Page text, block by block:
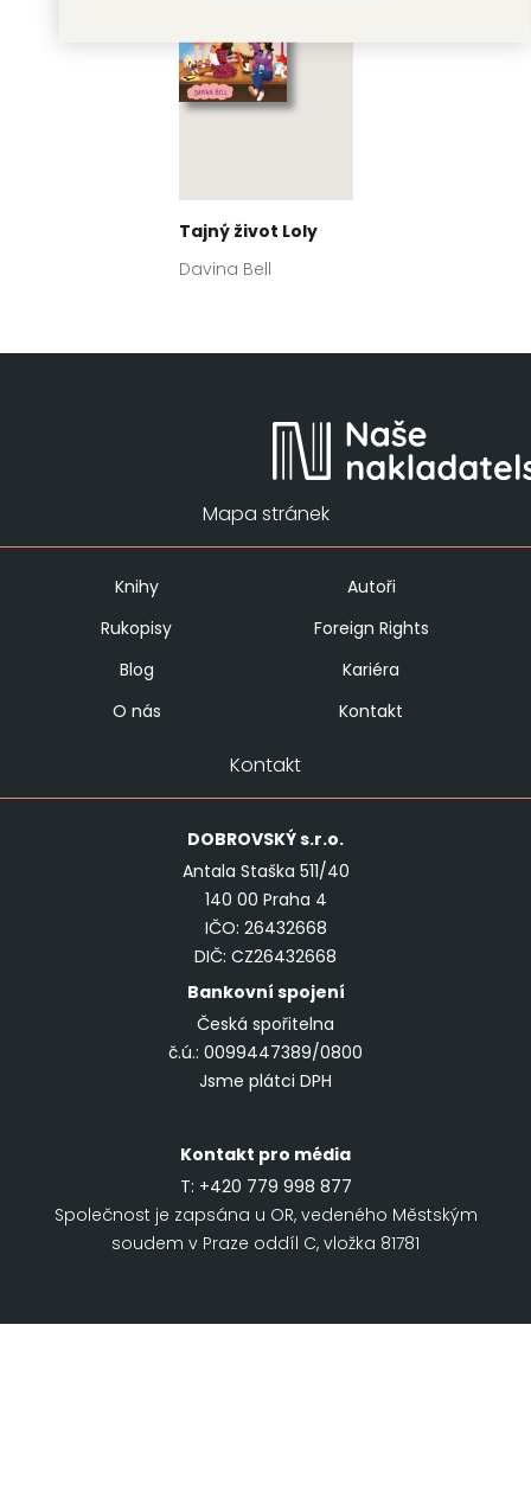
Tajný život Loly
Davina Bell
Mapa stránek
Knihy
Autoři
Rukopisy
Foreign Rights
Blog
Kariéra
O nás
Kontakt
Kontakt
DOBROVSKÝs.r.o.
Antala Staška 511/40
140 00 Praha 4
IČO: 26432668
DIČ: CZ26432668
Bankovní spojení
Česká spořitelna
č.ú.: 0099447389/0800
Jsme plátci DPH
Kontakt pro média
T: +420 779 998 877
Společnost je zapsána u OR, vedeného Městským
soudem v Praze oddíl C, vložka 81781